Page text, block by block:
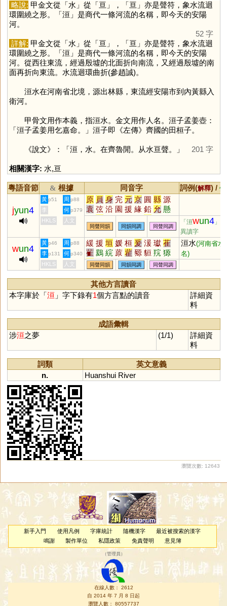
略說: 甲金文從「水」從「亘 」，「亘 」亦是聲符，象水流迴
環圍繞之形。「洹」是商代一條河流的名稱，即今天的安陽
河。
52 字
詳解: 甲金文從「水」從「亘 」，「亘 」亦是聲符，象水流迴
環圍繞之形。「洹」是商代一條河流的名稱，即今天的安陽
河。從西往東流，經過殷墟的北面折向南流，又經過殷墟的南
面再折向東流。水流迴環曲折(參趙誠)。
洹水在河南省北境，源出林縣，東流經安陽市到內黃縣入
衛河。
甲骨文用作本義，指洹水。金文用作人名。洹子孟姜壺：
「洹子孟姜用乞嘉命。」洹子即《左傳》齊國的田桓子。
《說文》：「洹，水。在齊魯閒。从水亘聲。」 201 字
相關漢字: 水,亘
粵語音節 & 根據 同音字 詞例(解釋) /
jyun4
黃 p51 周 p88 原 員 身 完 元 京 圓 縣 源
袁 弦 沿 園 援 緣 鉛 允 懸
烷 玄 丸 圜 猿 眩 沅 媛 芫
紈 炫 轅 爰 隕 椽 黿 鳶 刓
湲 螈 猨 邍 邧 櫞 壖 羱 蝯
蝝 榬 楥 嫄 鈆 堧 玆 捖 盷
杬 蚖 媴 笎 褑 鶢 鎱 謜 蒝
榞 玹 豲 妶 溒 妧 撋 忨 犉
獂 抏 岏 伭 芄 騵 汍
李 何 p379
HKLS 人文
同聲同韻 同韻同調 同聲同調
「洹wun4 」的
異讀字
wun4
黃 p46 周 p88 緩 援 垣 媛 桓 爰 湲 瓛 萑
雈 鶢 綄 蒝 雚 豲 貆 羦 獂
荁 狟 峘
洹水(河南省水
名)
李 p131 何 p340
HKLS 人文 同聲同韻 同韻同調 同聲同調
其他方言讀音
本字庫於「洹」字下錄有1個方言點的讀音
詳細資
料
成語彙輯
涉洹之夢 (1/1)
詳細資
料
詞類
英文意義
n.
Huanshui River
瀏覽次數: 12643
新手入門 使用凡例 字庫統計 隨機漢字
最近被搜索的漢字
鳴謝
製作單位 私隱政策 免責聲明 意見簿
（管理員 ）
在線人數： 2612
自 2014 年 7 月 8 日起
瀏覽人數： 80557737